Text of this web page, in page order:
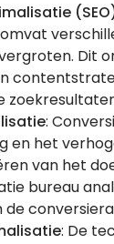
Dit
:
en het
van het
bureau
: De